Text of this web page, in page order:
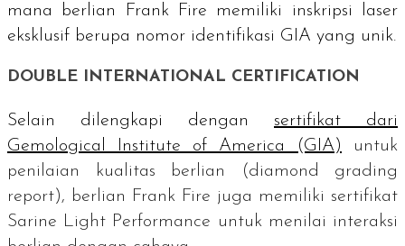
mana berlian Frank Fire memiliki inskripsi laser
eksklusif berupa nomor identifikasi GIA yang unik.
DOUBLE INTERNATIONAL CERTIFICATION
Selain dilengkapi dengan
sertifikat dari
Gemological Institute of America
(GIA) untuk
penilaian kualitas berlian (diamond grading
report), berlian Frank Fire juga memiliki sertifikat
Sarine Light Performance untuk menilai interaksi